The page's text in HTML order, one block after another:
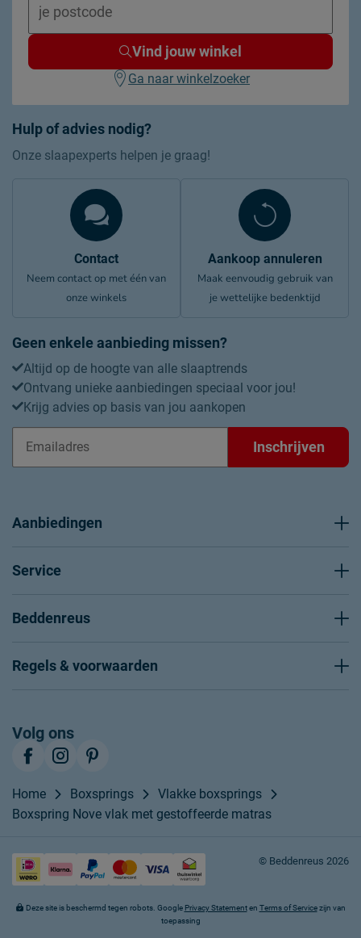
Hulp of advies nodig?
Onze slaapexperts helpen je graag!
Contact
Neem contact op met één van
onze winkels
Aankoop annuleren
Maak eenvoudig gebruik van
je wettelijke bedenktijd
Geen enkele aanbieding missen?
Altijd op de hoogte van alle slaaptrends
Ontvang unieke aanbiedingen speciaal voor jou!
Krijg advies op basis van jou aankopen
Inschrijven
Vind jouw winkel
Ga naar winkelzoeker
Aanbiedingen
Service
Beddenreus
Regels & voorwaarden
Volg ons
Home Boxsprings
Vlakke boxsprings
Boxspring Nove vlak met gestoffeerde matras
© Beddenreus 2026
Deze site is beschermd tegen robots. Google Privacy Statementen Terms of Servicezijn van
toepassing